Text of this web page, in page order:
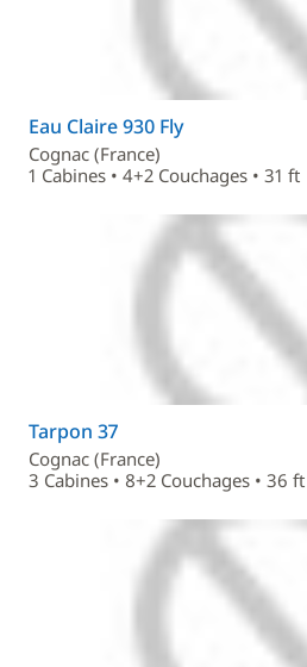
Eau Claire 930 Fly
Cognac (France)
1 Cabines • 4+2 Couchages • 31 ft
Tarpon 37
Cognac (France)
3 Cabines • 8+2 Couchages • 36 ft